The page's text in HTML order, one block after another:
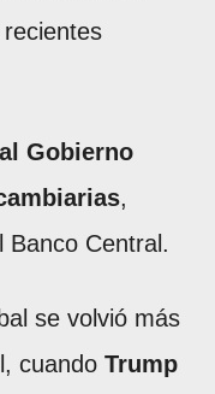
Gobierno
,
Banco Central.
se volvió más
cuando Trump